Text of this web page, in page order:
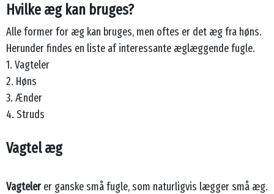
Hvilke æg kan bruges?
Alle former for æg kan bruges, men oftes er det æg fra høns.
Herunder findes en liste af interessante æglæggende fugle.
1. Vagteler
2. Høns
3. Ænder
4. Struds
Vagtel æg
Vagtelerer ganske små fugle, som naturligvis lægger små æg.